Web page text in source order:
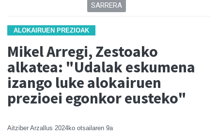
SARRERA
ALOKAIRUEN PREZIOAK
Mikel Arregi, Zestoako
alkatea: "Udalak eskumena
izango luke alokairuen
prezioei egonkor eusteko"
Aitziber Arzallus 2024ko otsailaren 9a